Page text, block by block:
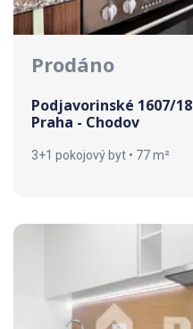
Prodáno
Podjavorinské 1607/18
Praha - Chodov
3+1 pokojový byt • 77 m²